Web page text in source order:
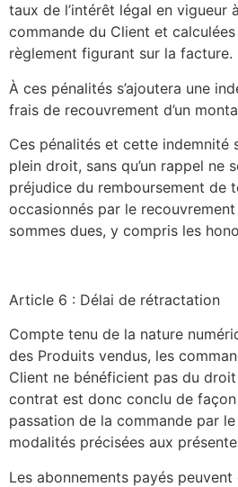
taux de l’intérêt légal en vigueur
commande du Client et
règlement figurant sur la facture.
À ces pénalités s’ajoutera une
frais de recouvrement d’un
Ces pénalités et cette indemnité
plein droit, sans qu’un rappel ne
préjudice du remboursement de
occasionnés par le
sommes dues, y compris les
Article 6 : Délai de rétractation
Compte tenu de la nature
des Produits vendus, les
Client ne bénéficient pas du
contrat est donc conclu de
passation de la commande par
modalités précisées aux
Les abonnements payés